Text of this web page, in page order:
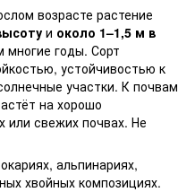
возрасте растение
и около 1–1,5 м в
многие годы. Сорт
устойчивостью к
участки. К почвам
на хорошо
или свежих почвах. Не
альпинариях,
хвойных композициях.